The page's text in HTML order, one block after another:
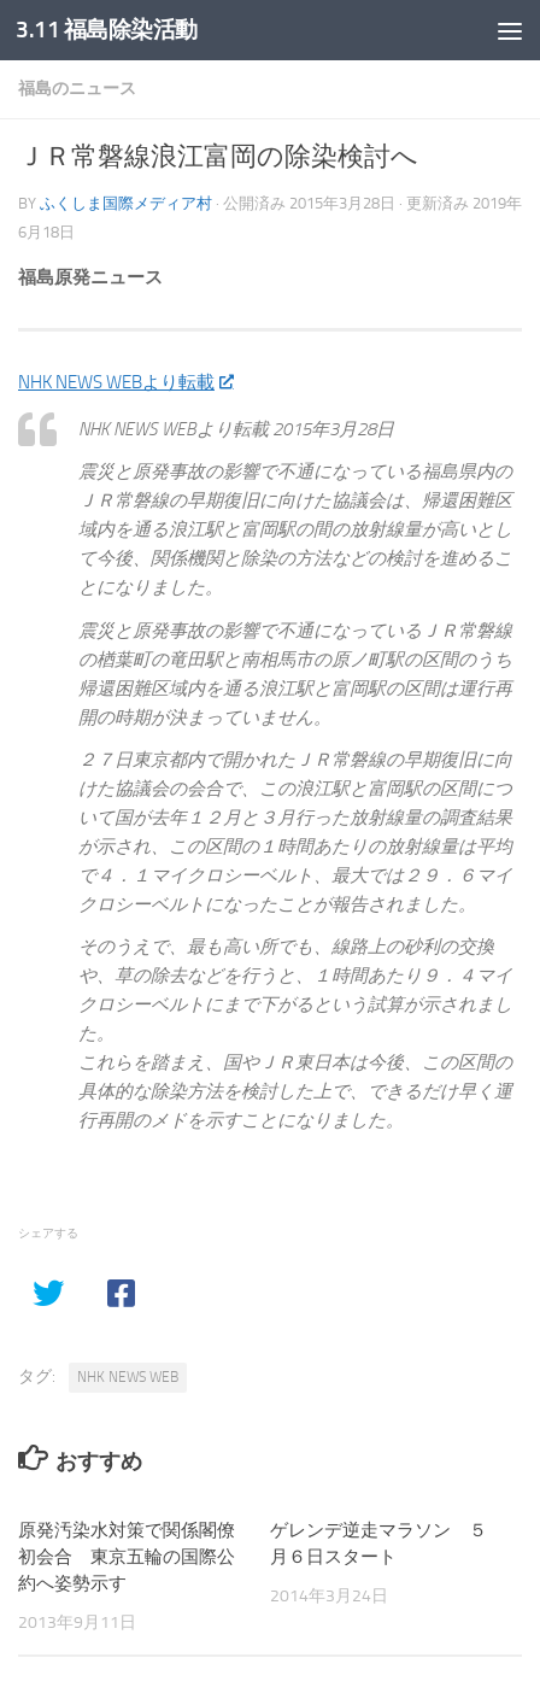
コンテンツへスキップ
3.11 福島除染活動
福島のニュース
ＪＲ常磐線浪江富岡の除染検討へ
BY ふくしま国際メディア村 · 公開済み 2015年3月28日 · 更新済み 2019年
6月18日
福島原発ニュース
NHK NEWS WEBより転載
NHK NEWS WEBより転載 2015年3月28日
震災と原発事故の影響で不通になっている福島県内の
ＪＲ常磐線の早期復旧に向けた協議会は、帰還困難区
域内を通る浪江駅と富岡駅の間の放射線量が高いとし
て今後、関係機関と除染の方法などの検討を進めるこ
とになりました。
震災と原発事故の影響で不通になっているＪＲ常磐線
の楢葉町の竜田駅と南相馬市の原ノ町駅の区間のうち
帰還困難区域内を通る浪江駅と富岡駅の区間は運行再
開の時期が決まっていません。
２７日東京都内で開かれたＪＲ常磐線の早期復旧に向
けた協議会の会合で、この浪江駅と富岡駅の区間につ
いて国が去年１２月と３月行った放射線量の調査結果
が示され、この区間の１時間あたりの放射線量は平均
で４．１マイクロシーベルト、最大では２９．６マイ
クロシーベルトになったことが報告されました。
そのうえで、最も高い所でも、線路上の砂利の交換
や、草の除去などを行うと、１時間あたり９．４マイ
クロシーベルトにまで下がるという試算が示されまし
た。
これらを踏まえ、国やＪＲ東日本は今後、この区間の
具体的な除染方法を検討した上で、できるだけ早く運
行再開のメドを示すことになりました。
シェアする
タグ: NHK NEWS WEB
おすすめ
原発汚染水対策で関係閣僚
初会合 東京五輪の国際公
約へ姿勢示す
2013年9月11日
ゲレンデ逆走マラソン ５
月６日スタート
2014年3月24日